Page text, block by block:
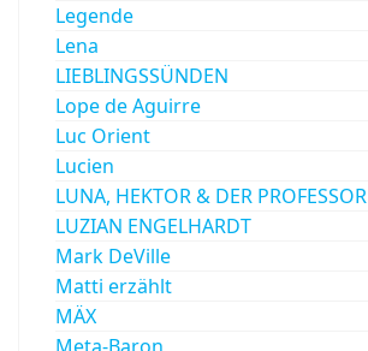
Legende
Lena
LIEBLINGSSÜNDEN
Lope de Aguirre
Luc Orient
Lucien
LUNA, HEKTOR & DER PROFESSOR
LUZIAN ENGELHARDT
Mark DeVille
Matti erzählt
MÄX